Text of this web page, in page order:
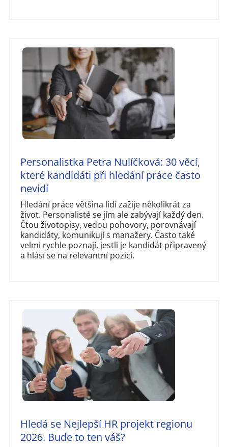
Personalistka Petra Nulíčková: 30 věcí,
které kandidáti při hledání práce často
nevidí
Hledání práce většina lidí zažije několikrát za
život. Personalisté se jím ale zabývají každý den.
Čtou životopisy, vedou pohovory, porovnávají
kandidáty, komunikují s manažery. Často také
velmi rychle poznají, jestli je kandidát připravený
a hlásí se na relevantní pozici.
Hledá se Nejlepší HR projekt regionu
2026. Bude to ten váš?